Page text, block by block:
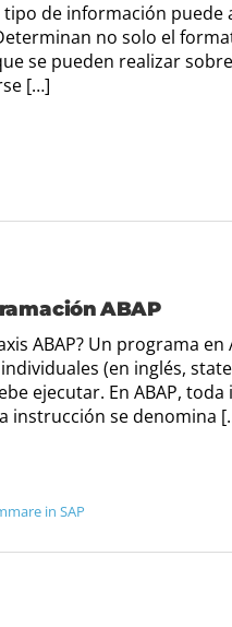
de información
no solo el
se pueden realizar
[…]
ABAP
ABAP? Un programa
(en inglés,
ejecutar. En ABAP,
instrucción se denomina
in SAP